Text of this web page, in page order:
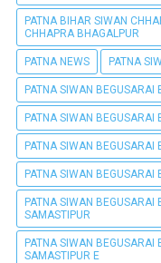
PATNA BIHAR SIWAN
CHHAPRA BHAGALPUR
PATNA NEWS PATNA
PATNA SIWAN BEGUSARAI
PATNA SIWAN BEGUSARAI
PATNA SIWAN BEGUSARAI
PATNA SIWAN BEGUSARAI
PATNA SIWAN BEGUSARAI
SAMASTIPUR
PATNA SIWAN BEGUSARAI
SAMASTIPUR E